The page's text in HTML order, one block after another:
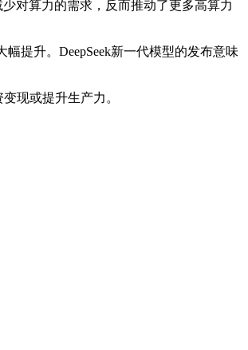
对算力的需求，反而推动了更多高算力
提升。DeepSeek新一代模型的发布意味
现或提升生产力。